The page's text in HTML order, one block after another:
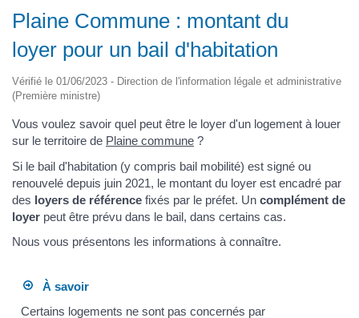
Plaine Commune : montant du
loyer pour un bail d'habitation
Vérifié le 01/06/2023 - Direction de l'information légale et administrative
(Première ministre)
Vous voulez savoir quel peut être le loyer d'un logement à louer
sur le territoire de Plaine commune ?
Si le bail d'habitation (y compris bail mobilité) est signé ou
renouvelé depuis juin 2021, le montant du loyer est encadré par
des loyers de référence fixés par le préfet. Un complément de
loyer peut être prévu dans le bail, dans certains cas.
Nous vous présentons les informations à connaître.
À savoir
Certains logements ne sont pas concernés par